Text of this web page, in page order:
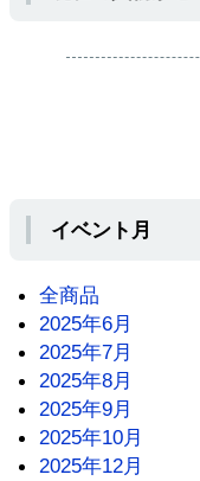
イベント月
全商品
2025年6月
2025年7月
2025年8月
2025年9月
2025年10月
2025年12月